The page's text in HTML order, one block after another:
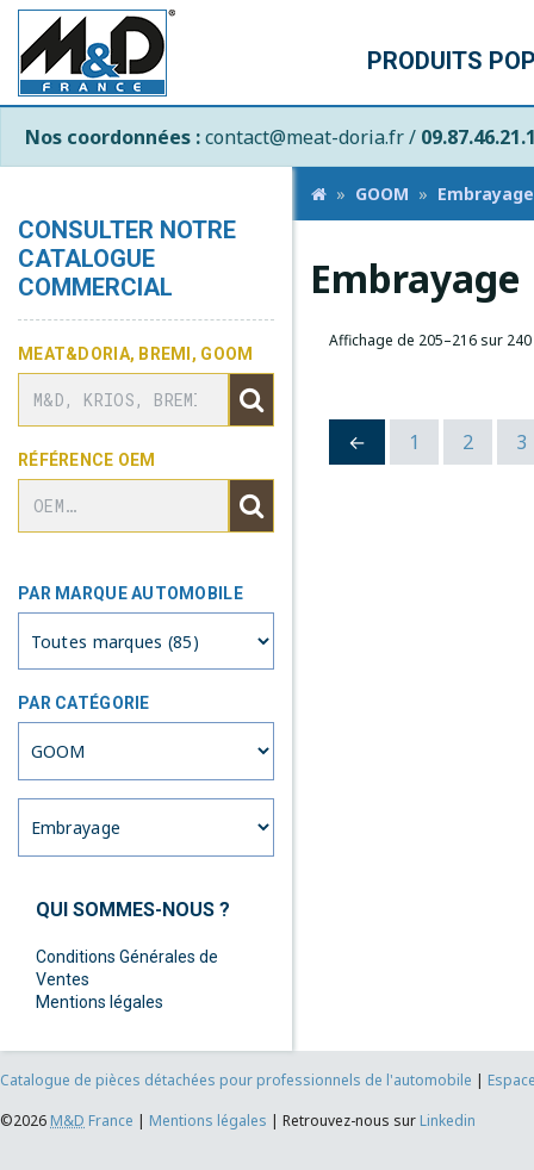
PRODUITS
Nos coordonnées :contact@meat-doria.fr /
CONSULTER NOTRE
CATALOGUE
COMMERCIAL
MEAT&DORIA, BREMI, GOOM
RÉFÉRENCE OEM
PAR MARQUE AUTOMOBILE
PAR CATÉGORIE
QUI SOMMES-NOUS ?
Conditions Générales de
Ventes
Mentions légales
GOOM Embrayage
Embrayage
Affichage de 205–216 sur
← 1 2 3
Catalogue de pièces détachées pour professionnels de l'automobile |
©2026 M&D France | Mentions légales | Retrouvez-nous sur Linkedin